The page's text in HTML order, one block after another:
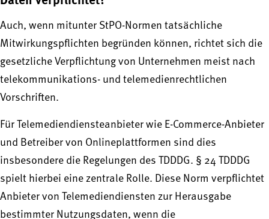
Auch, wenn mitunter StPO-Normen tatsächliche
Mitwirkungspflichten begründen können, richtet sich die
gesetzliche Verpflichtung von Unternehmen meist nach
telekommunikations- und telemedienrechtlichen
Vorschriften.
Für Telemediendiensteanbieter wie E-Commerce-Anbieter
und Betreiber von Onlineplattformen sind dies
insbesondere die Regelungen des TDDDG. § 24 TDDDG
spielt hierbei eine zentrale Rolle. Diese Norm verpflichtet
Anbieter von Telemediendiensten zur Herausgabe
bestimmter Nutzungsdaten, wenn die